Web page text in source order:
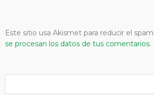
Este sitio usa Akismet para reducir el spam.
se procesan los datos de tus comentarios.